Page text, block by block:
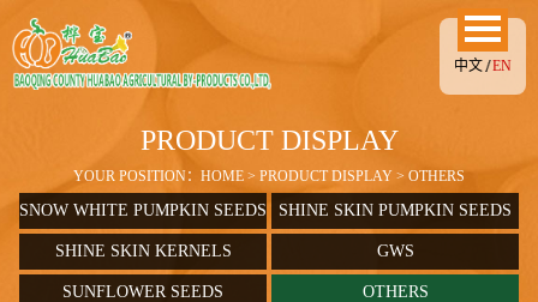
中文 EN
PRODUCT DISPLAY
YOUR POSITION： HOME > PRODUCT DISPLAY > OTHERS
SNOW WHITE PUMPKIN SEEDS SHINE SKIN PUMPKIN SEEDS
SHINE SKIN KERNELS GWS
SUNFLOWER SEEDS OTHERS